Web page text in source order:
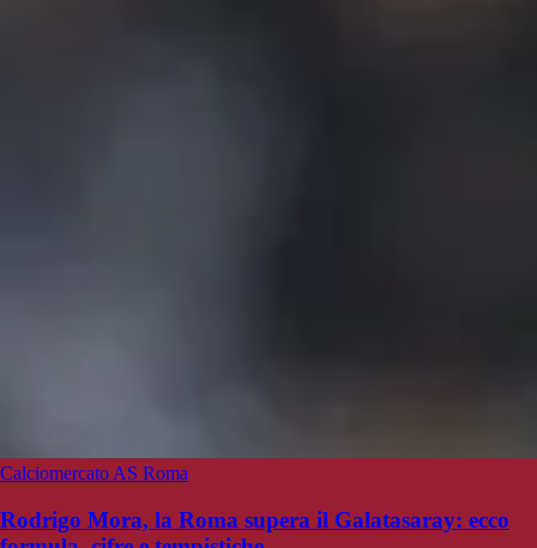
Calciomercato AS Roma
Rodrigo Mora, la Roma supera il Galatasaray: ecco